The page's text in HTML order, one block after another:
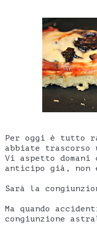
Per oggi è tutto
abbiate trascorso
Vi aspetto
anticipo già, non
Sarà la
Ma quando
congiunzione